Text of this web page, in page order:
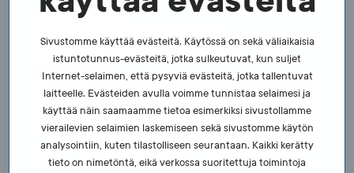
Sivustomme käyttää evästeitä. Käytössä on sekä väliaikaisia
istuntotunnus-evästeitä, jotka sulkeutuvat, kun suljet
Internet-selaimen, että pysyviä evästeitä, jotka tallentuvat
laitteelle. Evästeiden avulla voimme tunnistaa selaimesi ja
käyttää näin saamaamme tietoa esimerkiksi sivustollamme
vierailevien selaimien laskemiseen sekä sivustomme käytön
analysointiin, kuten tilastolliseen seurantaan. Kaikki kerätty
tieto on nimetöntä, eikä verkossa suoritettuja toimintoja
Sähköpostiosoite
TILAA
Huom. Jos olet median tai lajiliiton edustaja, ethän liity SUEKin
tiedotuslistalle. Näin varmistat, että saat tiedon oman alasi
kohdennetuista tapahtumista ja ajankohtaisista uutisista. Lähetä
nimesi, sähköpostiosoitteesi, media tai lajiliitto sekä asemasi
SUEKin viestintäpäällikölle.